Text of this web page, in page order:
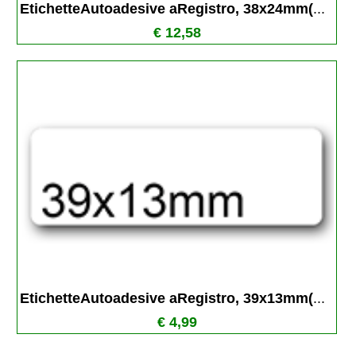
EtichetteAutoadesive aRegistro, 38x24mm(...
€ 12,58
EtichetteAutoadesive aRegistro, 39x13mm(...
€ 4,99